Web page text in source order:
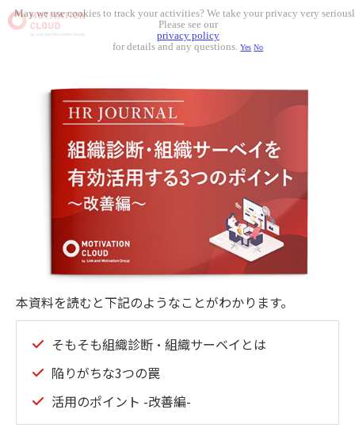
本資料を読むと下記のようなことがわかります。
そもそも組織診断・組織サーベイとは
陥りがちな3つの罠
活⽤のポイント -改善編-
May we use cookies to track your activities? We take your privacy very
Please see our
privacy policy
for details and any questions.Yes No